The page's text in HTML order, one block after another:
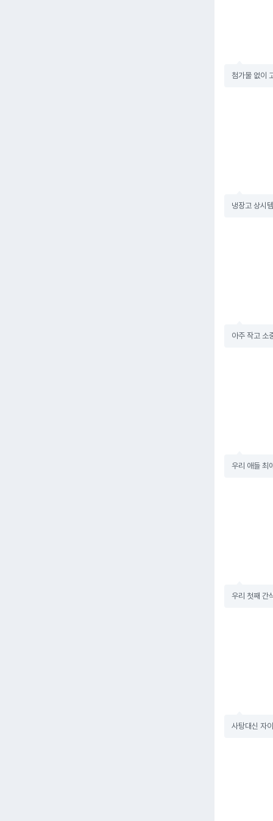
첨가물 없이
냉장고 상시템
아주 작고 소
우리 애들 최
우리 첫째 간
사탕대신 자